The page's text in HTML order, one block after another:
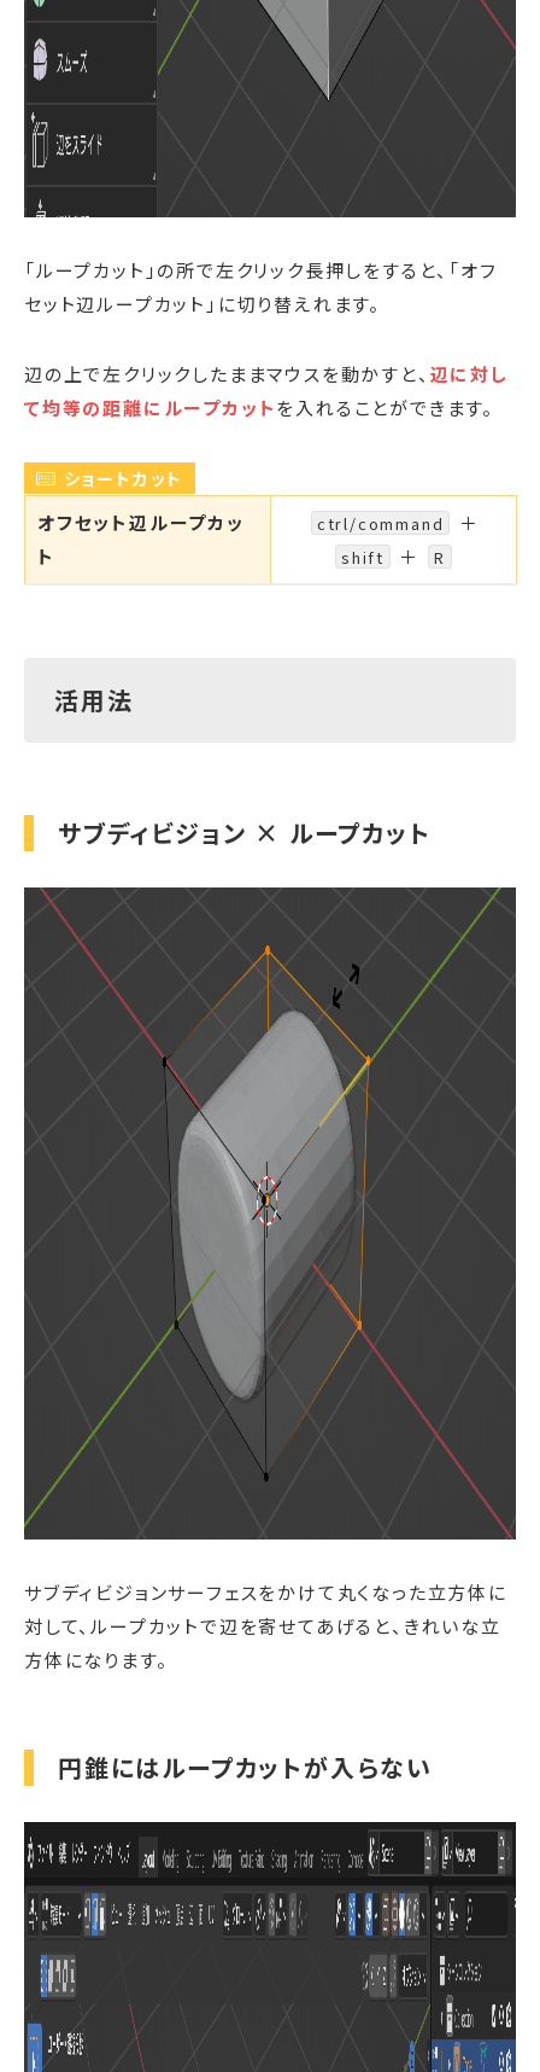
「ループカット」の所で左クリック長押しをすると、「オフ
セット辺ループカット」に切り替えれます。
辺の上で左クリックしたままマウスを動かすと、 辺に対し
て均等の距離にループカットを入れることができます。
ショートカット
オフセット辺ループカッ
ト
ctrl/command ＋
shift ＋ R
活用法
サブディビジョン × ループカット
サブディビジョンサーフェスをかけて丸くなった立方体に
対して、ループカットで辺を寄せてあげると、きれいな立
方体になります。
円錐にはループカットが入らない